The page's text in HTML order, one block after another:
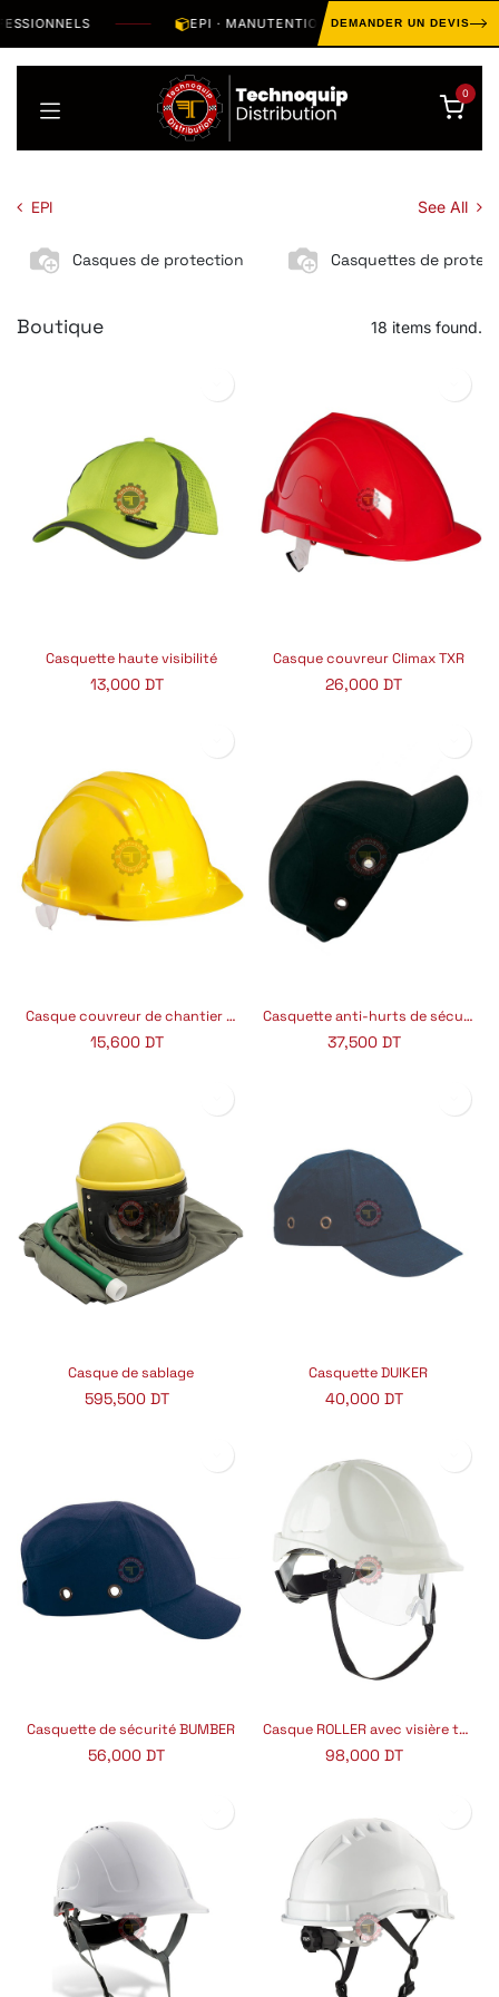
EPI · MANUTENTION · OUTILLAGE · HYGIÈNE ·
DEMANDER UN DEVIS
0
EPI See All
Casques de protection Casquettes de
Boutique 18 items found.
Casquette haute visibilité
13,000DT
Casque couvreur Climax TXR
26,000 DT
Casque couvreur de chantier 5-RS
15,600DT
Casquette anti-hurts de sécurité
37,500DT
Casque de sablage
595,500DT
Casquette DUIKER
40,000DT
Casquette de sécurité BUMBER
56,000 DT
Casque ROLLER avec visière transparente
98,000DT